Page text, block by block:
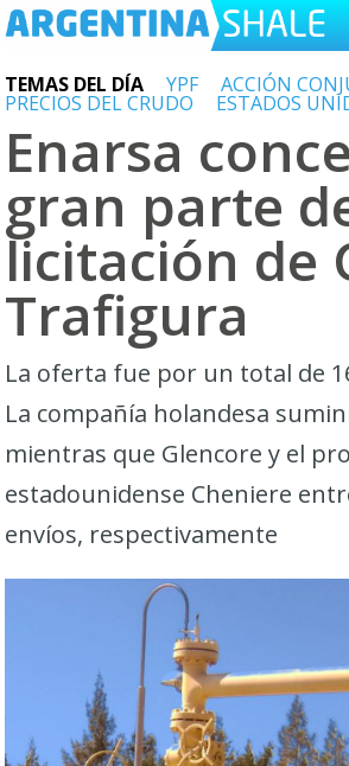
TEMAS DEL DÍA YPF ACCIÓN
PRECIOS DEL CRUDO ESTADOS
Enarsa
gran parte
licitación de
Trafigura
La oferta fue por un total de
La compañía holandesa
mientras que Glencore y el
estadounidense Cheniere
envíos, respectivamente